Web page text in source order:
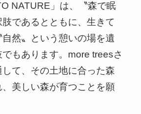
NATURE」は、〝森で眠
であるとともに、生きて
然〟という憩いの場を遺
もあります。more treesさ
て、その土地に合った森
美しい森が育つことを願